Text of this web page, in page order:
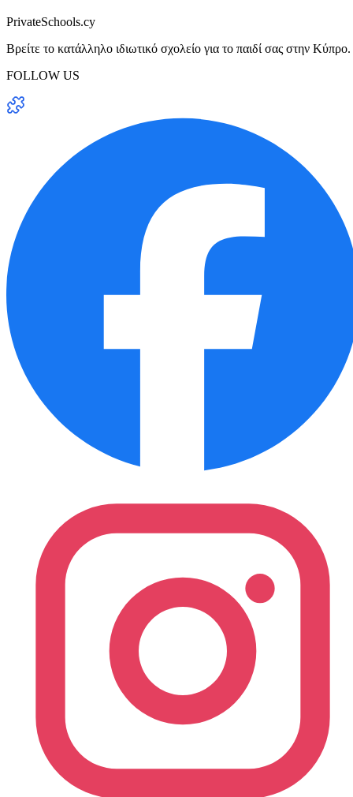
PrivateSchools.cy
Βρείτε το κατάλληλο ιδιωτικό σχολείο για το παιδί σας στην Κύπρο.
FOLLOW US